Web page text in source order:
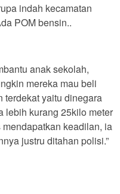
indah kecamatan
POM bensin..
anak sekolah,
mereka mau beli
terdekat yaitu dinegara
lebih kurang 25kilo meter
keadilan, ia
justru ditahan polisi.”